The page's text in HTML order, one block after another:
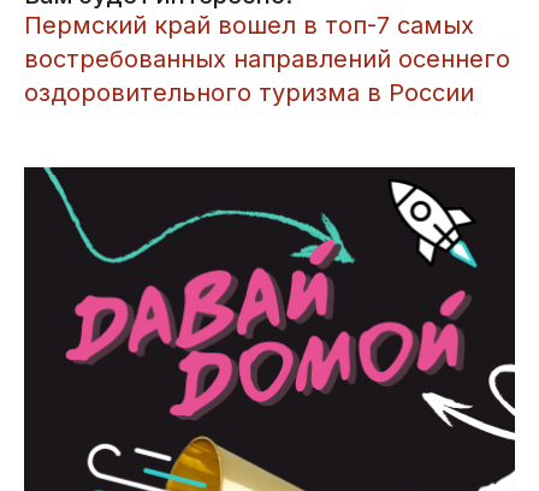
​Пермский край вошел в топ-7 самых
востребованных направлений осеннего
оздоровительного туризма в России